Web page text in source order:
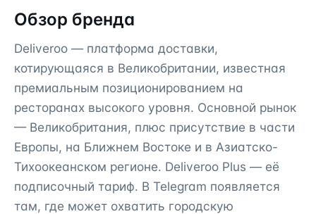
Обзор бренда
Deliveroo — платформа доставки,
котирующаяся в Великобритании, известная
премиальным позиционированием на
ресторанах высокого уровня. Основной рынок
— Великобритания, плюс присутствие в части
Европы, на Ближнем Востоке и в Азиатско-
Тихоокеанском регионе. Deliveroo Plus — её
подписочный тариф. В Telegram появляется
там, где может охватить городскую